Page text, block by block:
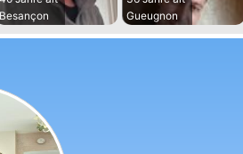
Besançon
Gueugnon